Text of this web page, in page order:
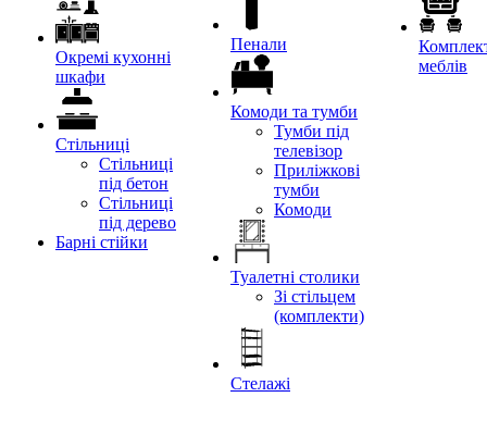
Окремі кухонні
шкафи
Стільниці
Стільниці
під бетон
Стільниці
під дерево
Барні стійки
Пенали
Комоди та тумби
Тумби під
телевізор
Приліжкові
тумби
Комоди
Туалетні столики
Зі стільцем
(комплекти)
Стелажі
меблів